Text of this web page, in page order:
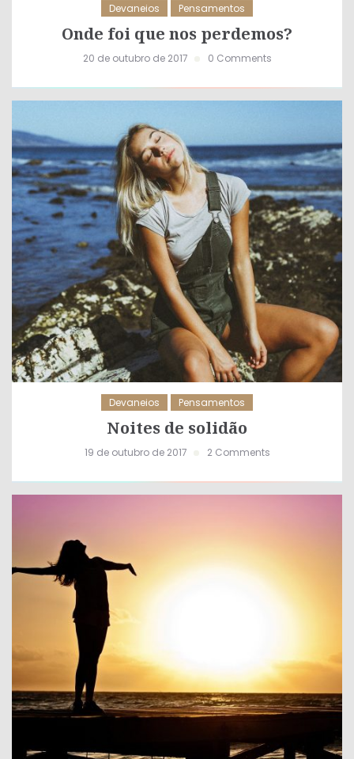
Devaneios Pensamentos
Onde foi que nos perdemos?
20 de outubro de 2017 0 Comments
Devaneios Pensamentos
Noites de solidão
19 de outubro de 2017 2 Comments